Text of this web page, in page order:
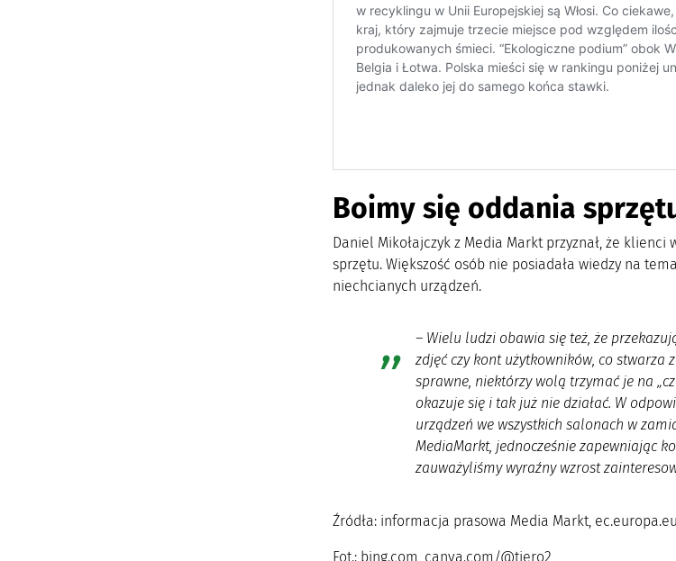
Boimy się oddania
Daniel Mikołajczyk z Media Markt przyznał, że
sprzętu. Większość osób nie posiadała wiedzy na
niechcianych urządzeń.
– Wielu ludzi obawia się też, że
zdjęć czy kont użytkowników, co stwarza
sprawne, niektórzy wolą trzymać je na
okazuje się i tak już nie działać. W
urządzeń we wszystkich salonach w
MediaMarkt, jednocześnie zapewniając
zauważyliśmy wyraźny wzrost
Źródła: informacja prasowa Media Markt, ec.europa.eu
Fot.: bing.com, canva.com/@tiero2